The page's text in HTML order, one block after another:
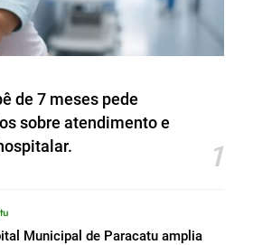
de 7 meses pede
sobre atendimento e
1
Municipal de Paracatu amplia